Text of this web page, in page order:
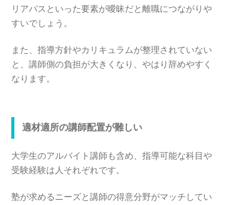
リアパスといった要素が曖昧だと離職につながりや
すいでしょう。
また、指導方針やカリキュラムが整理されていない
と、講師側の負担が大きくなり、やはり辞めやすく
なります。
適材適所の講師配置が難しい
大学生のアルバイト講師も含め、指導可能な科目や
受験経験は人それぞれです。
塾が求めるニーズと講師の得意分野がマッチしてい